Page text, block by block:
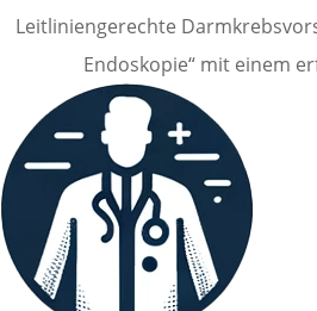
Leitliniengerechte
Endoskopie“ mit einem